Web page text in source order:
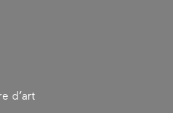
d’art